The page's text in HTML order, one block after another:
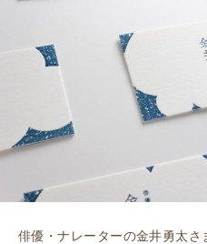
俳優・ナレーターの金井勇太